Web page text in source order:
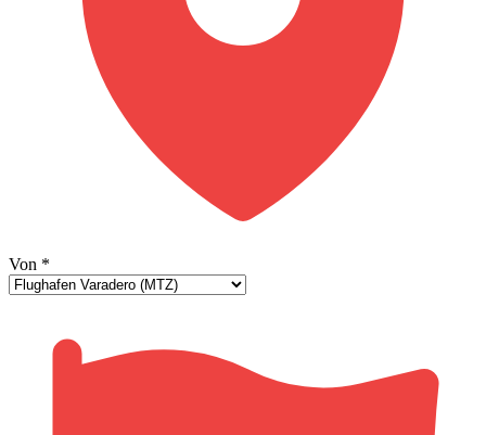
Von *